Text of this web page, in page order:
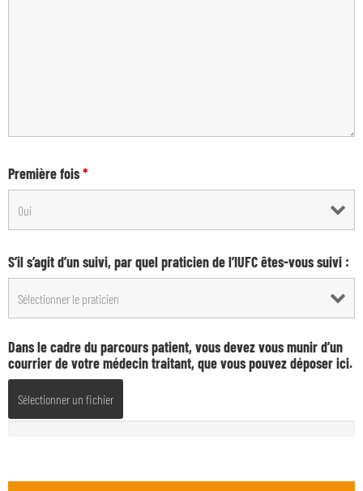
Première fois*
S’il s’agit d’un suivi, par quel praticien de l’IUFC êtes-vous suivi :
Dans le cadre du parcours patient, vous devez vous munir d’un
courrier de votre médecin traitant, que vous pouvez déposer ici.
Sélectionner un fichier